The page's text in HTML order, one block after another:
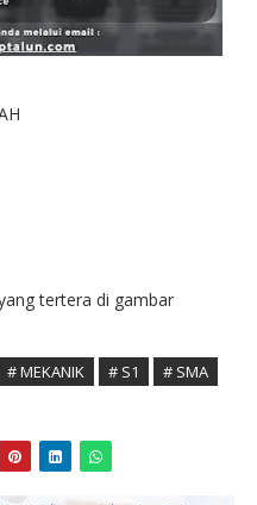
tertera di gambar
# MEKANIK # S1
# SMA